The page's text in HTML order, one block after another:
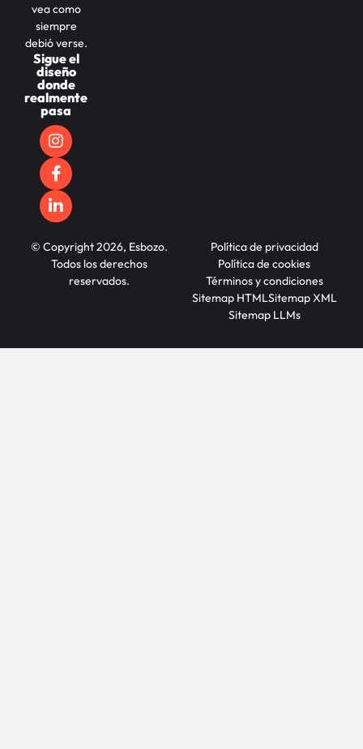
vea como
siempre
debió verse.
Sigue el
diseño
donde
realmente
pasa
© Copyright 2026, Esbozo.
Todos los derechos
reservados.
Política de privacidad
Política de cookies
Términos y condiciones
Sitemap HTMLSitemap XML
Sitemap LLMs